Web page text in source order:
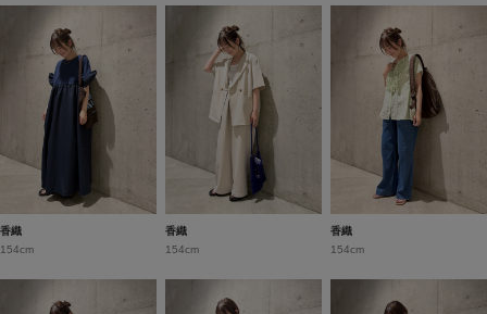
香織
154cm
香織
154cm
香織
154cm